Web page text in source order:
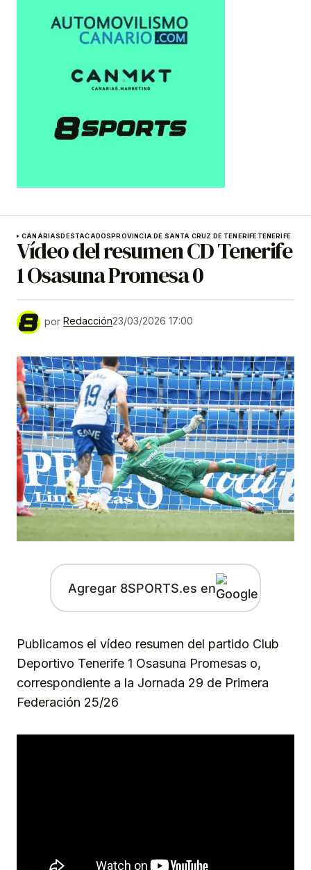
CANARIASDESTACADOSPROVINCIA DE SANTA CRUZ DE TENERIFETENERIFE
Vídeo del resumen CD Tenerife
1 Osasuna Promesa 0
por Redacción23/03/2026 17:00
Agregar 8SPORTS.es en
Publicamos el vídeo resumen del partido Club
Deportivo Tenerife 1 Osasuna Promesas o,
correspondiente a la Jornada 29 de Primera
Federación 25/26